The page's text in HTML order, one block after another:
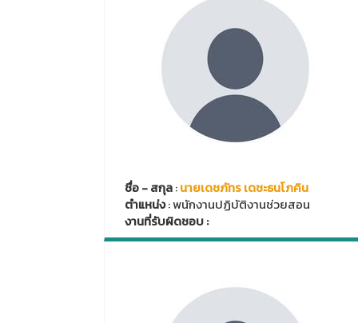
ชื่อ - สกุล:นายเดชภัทร เดชะธนโภคิน
ตำแหน่ง: พนักงานปฏิบัติงานช่วยสอน
งานที่รับผิดชอบ :